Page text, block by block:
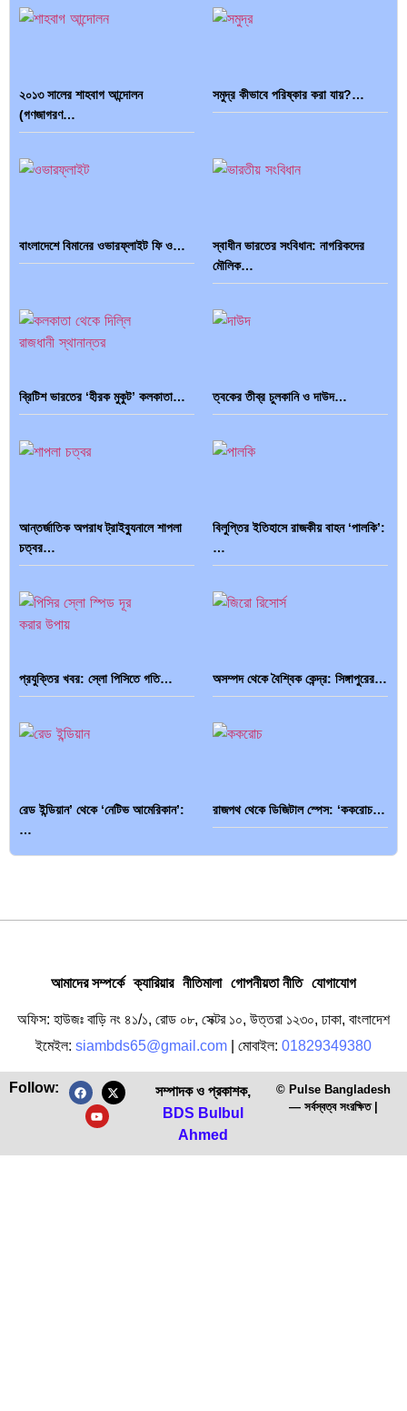
২০১৩ সালের শাহবাগ আন্দোলন
(গণজাগরণ…
সমুদ্র কীভাবে পরিষ্কার করা যায়?…
বাংলাদেশে বিমানের ওভারফ্লাইট ফি ও…
স্বাধীন ভারতের সংবিধান: নাগরিকদের
মৌলিক…
ব্রিটিশ ভারতের ‘হীরক মুকুট’ কলকাতা… ত্বকের তীব্র চুলকানি ও দাউদ…
আন্তর্জাতিক অপরাধ ট্রাইব্যুনালে শাপলা
চত্বর…
বিলুপ্তির ইতিহাসে রাজকীয় বাহন ‘পালকি’:
…
প্রযুক্তির খবর: স্লো পিসিতে গতি… অসম্পদ থেকে বৈশ্বিক কেন্দ্র: সিঙ্গাপুরের…
রেড ইন্ডিয়ান’ থেকে ‘নেটিভ আমেরিকান’:
…
রাজপথ থেকে ডিজিটাল স্পেস: ‘ককরোচ…
উপাধি…
১৯০১ সালে প্রথম কাদের দেওয়া… বিশ্বের আলোচিত ‘নন-ফ্লাই জোন’ ও…
আমাদের সম্পর্কে ক্যারিয়ার নীতিমালা গোপনীয়তা নীতি যোগাযোগ
অফিস: হাউজঃ বাড়ি নং ৪১/১, রোড ০৮, সেক্টর ১০, উত্তরা ১২৩০, ঢাকা, বাংলাদেশ
ইমেইল: siambds65@gmail.com | মোবাইল: 01829349380
© Pulse Bangladesh
— সর্বস্বত্ব সংরক্ষিত |
সম্পাদক ও প্রকাশক,
BDS Bulbul
Ahmed
Follow: